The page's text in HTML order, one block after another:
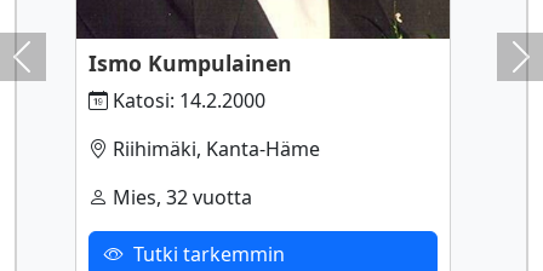
Ismo Kumpulainen
Katosi: 14.2.2000
Riihimäki, Kanta-Häme
Mies, 32 vuotta
Tutki tarkemmin
Previous